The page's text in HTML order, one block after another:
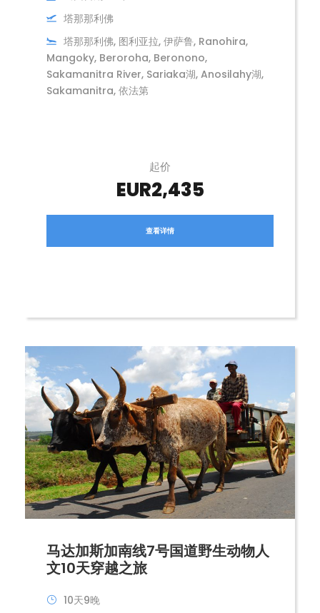
塔那那利佛
塔那那利佛, 图利亚拉, 伊萨鲁, Ranohira,
Mangoky, Beroroha, Beronono,
Sakamanitra River, Sariaka湖, Anosilahy湖,
Sakamanitra, 依法第
起价
EUR2,435
查看详情
马达加斯加南线7号国道野生动物人
文10天穿越之旅
10天9晚